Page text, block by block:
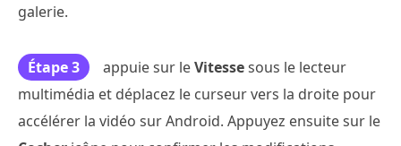
galerie.
Étape 3 appuie sur leVitessesous le lecteur
multimédia et déplacez le curseur vers la droite pour
accélérer la vidéo sur Android. Appuyez ensuite sur le